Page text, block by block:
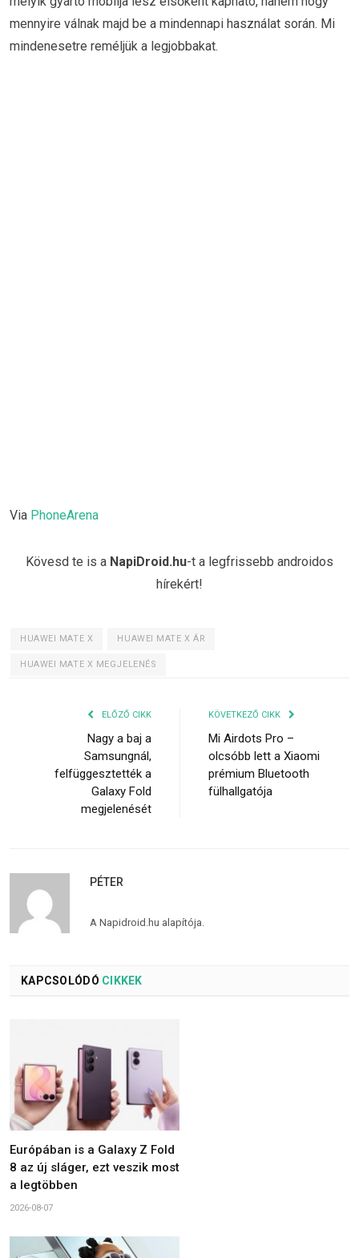
mennyire válnak majd be a mindennapi használat során. Mi
mindenesetre reméljük a legjobbakat.
Via PhoneArena
Kövesd te is a NapiDroid.hu-t a legfrissebb androidos
hírekért!
HUAWEI MATE X HUAWEI MATE X ÁR
HUAWEI MATE X MEGJELENÉS
ELŐZŐ CIKK
Nagy a baj a
Samsungnál,
felfüggesztették a
Galaxy Fold
megjelenését
KÖVETKEZŐ CIKK
Mi Airdots Pro –
olcsóbb lett a Xiaomi
prémium Bluetooth
fülhallgatója
PÉTER
A Napidroid.hu alapítója.
KAPCSOLÓDÓ CIKKEK
Európában is a Galaxy Z Fold
8 az új sláger, ezt veszik most
a legtöbben
2026-08-07